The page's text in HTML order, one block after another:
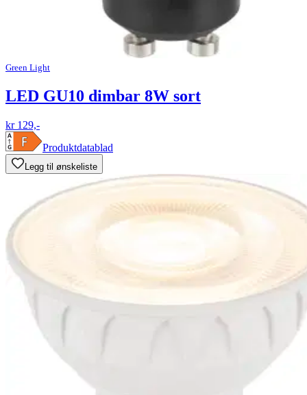
Green Light
LED GU10 dimbar 8W sort
kr 129,-
Produktdatablad
Legg til ønskeliste